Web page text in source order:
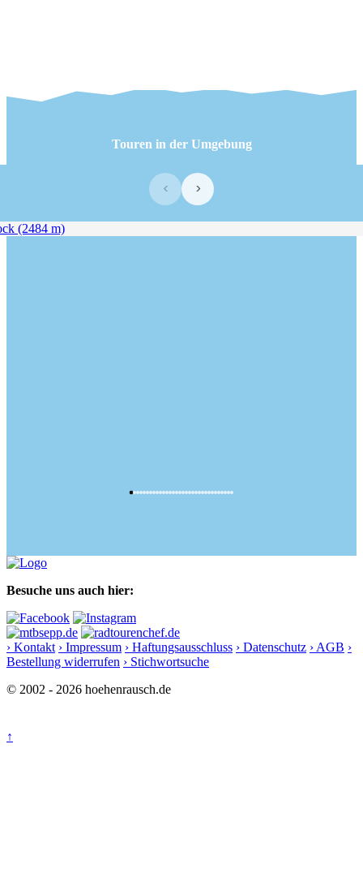
Touren in der Umgebung
‹ ›
Besuche uns auch hier:
› Kontakt › Impressum › Haftungsausschluss › Datenschutz › AGB ›
Bestellung widerrufen › Stichwortsuche
© 2002 - 2026 hoehenrausch.de
↑